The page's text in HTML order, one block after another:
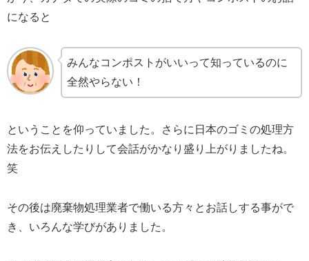
になると
みんなコンポストがいいって知っているのに
全然やらない！
ということを仰っていました。さらに日本のゴミの処理方
法をお伝えしたりして会話がかなり盛り上がりましたね。
笑
その後は廃棄物処理業者で働いる方々とお話しする事がで
き、いろんな学びがありました。